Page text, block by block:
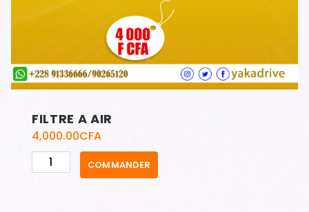
FILTRE A AIR
4,000.00CFA
quantité
de
COMMANDER